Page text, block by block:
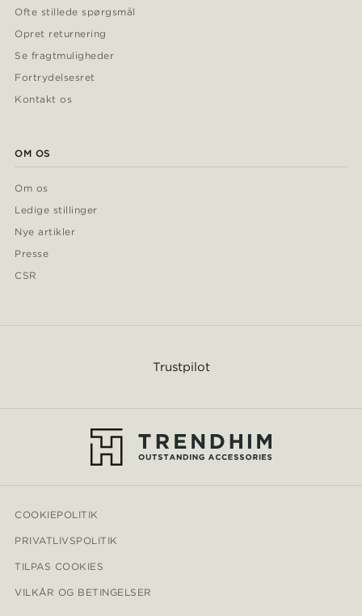
Ofte stillede spørgsmål
Opret returnering
Se fragtmuligheder
Fortrydelsesret
Kontakt os
OM OS
Om os
Ledige stillinger
Nye artikler
Presse
CSR
Trustpilot
COOKIEPOLITIK
PRIVATLIVSPOLITIK
TILPAS COOKIES
VILKÅR OG BETINGELSER